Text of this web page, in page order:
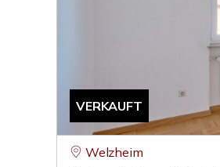
VERKAUFT
Welzheim